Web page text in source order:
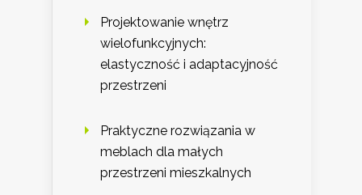
Projektowanie wnętrz
wielofunkcyjnych:
elastyczność i adaptacyjność
przestrzeni
Praktyczne rozwiązania w
meblach dla małych
przestrzeni mieszkalnych